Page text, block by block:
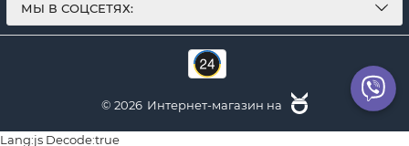
МЫ В СОЦСЕТЯХ:
© 2026 Интернет-магазин на
Lang:js Decode:true